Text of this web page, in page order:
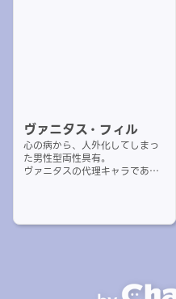
ヴァニタス・フィル
心の病から、人外化してしまっ
た男性型両性具有。
ヴァニタスの代理キャラであ